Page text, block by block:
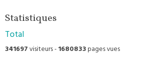
Statistiques
Total
341697visiteurs -1680833pages vues